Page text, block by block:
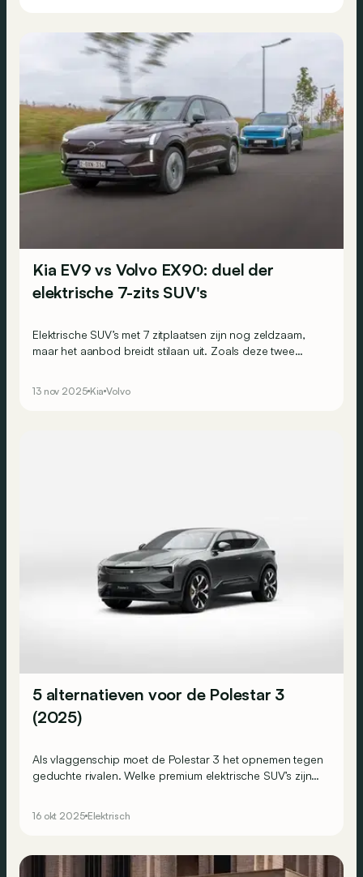
Kia EV9 vs Volvo EX90: duel der
elektrische 7-zits SUV's
Elektrische SUV’s met 7 zitplaatsen zijn nog zeldzaam,
maar het aanbod breidt stilaan uit. Zoals deze twee
13 nov 2025 Kia Volvo
5 alternatieven voor de Polestar 3
(2025)
Als vlaggenschip moet de Polestar 3 het opnemen tegen
geduchte rivalen. Welke premium elektrische SUV’s zijn
16 okt 2025 Elektrisch